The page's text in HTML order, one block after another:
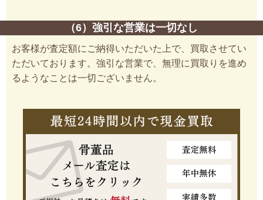
（6）強引な営業は一切なし
お客様が査定額にご納得いただいた上で、買取させてい
ただいております。強引な営業で、無理に買取りを進め
るようなことは一切ございません。